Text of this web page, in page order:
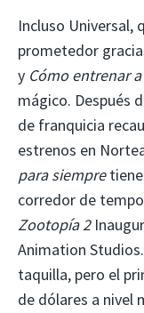
Incluso Universal,
prometedor
y Cómo entrenar
mágico. Después
de franquicia
estrenos en
para siempre
corredor de
Zootopía 2
Animation
taquilla, pero el
de dólares a nivel